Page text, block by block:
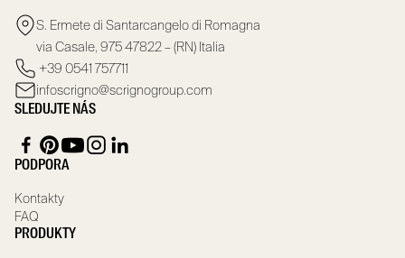
S. Ermete di Santarcangelo di Romagna
via Casale, 975 47822 – (RN) Italia
+39 0541 757711
infoscrigno@scrignogroup.com
SLEDUJTE NÁS
PODPORA
Kontakty
FAQ
PRODUKTY